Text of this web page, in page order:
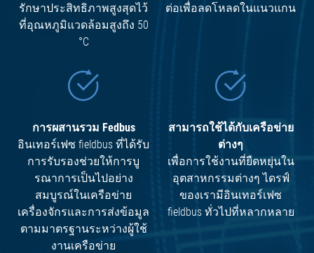
รักษาประสิทธิภาพสูงสุดไว้
ที่อุณหภูมิแวดล้อมสูงถึง 50
°C
ต่อเพื่อลดโหลดในแนวแกน
การผสานรวม Fedbus
อินเทอร์เฟซ fieldbus ที่ได้รับ
การรับรองช่วยให้การบู
รณาการเป็นไปอย่าง
สมบูรณ์ในเครือข่าย
เครื่องจักรและการส่งข้อมูล
ตามมาตรฐานระหว่างผู้ใช้
งานเครือข่าย
สามารถใช้ได้กับเครือข่าย
ต่างๆ
เพื่อการใช้งานที่ยืดหยุ่นใน
อุตสาหกรรมต่างๆ ไดรฟ์
ของเรามีอินเทอร์เฟซ
fieldbus ทั่วไปที่หลากหลาย